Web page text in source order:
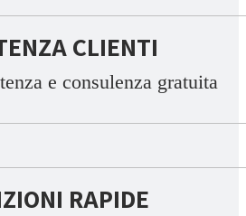
CLIENTI
e consulenza gratuita
RAPIDE